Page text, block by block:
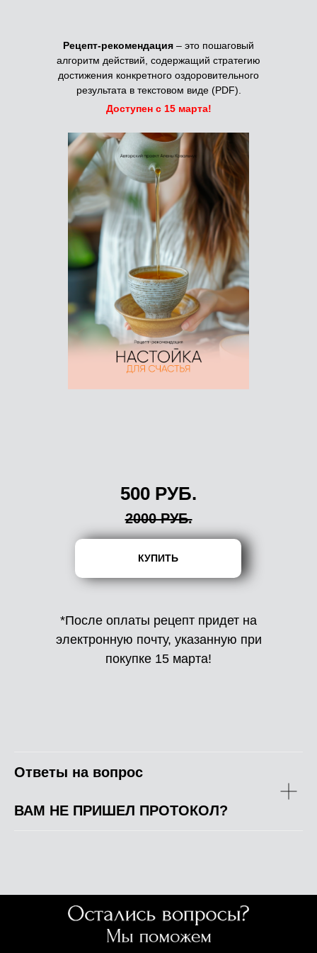
КУПИТЬ
500 РУБ.
*После оплаты рецепт придет на
электронную почту, указанную при
покупке 15 марта!
Доступен с 15 марта!
2000 РУБ.
Рецепт-рекомендация – это пошаговый
алгоритм действий, содержащий стратегию
достижения конкретного оздоровительного
результата в текстовом виде (PDF).
Ответы на вопрос
ВАМ НЕ ПРИШЕЛ ПРОТОКОЛ?